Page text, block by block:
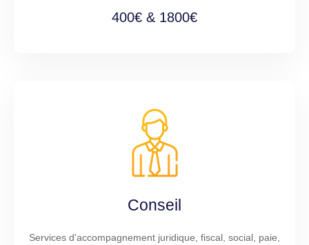
400€ & 1800€
Conseil
Services d'accompagnement juridique, fiscal, social, paie,